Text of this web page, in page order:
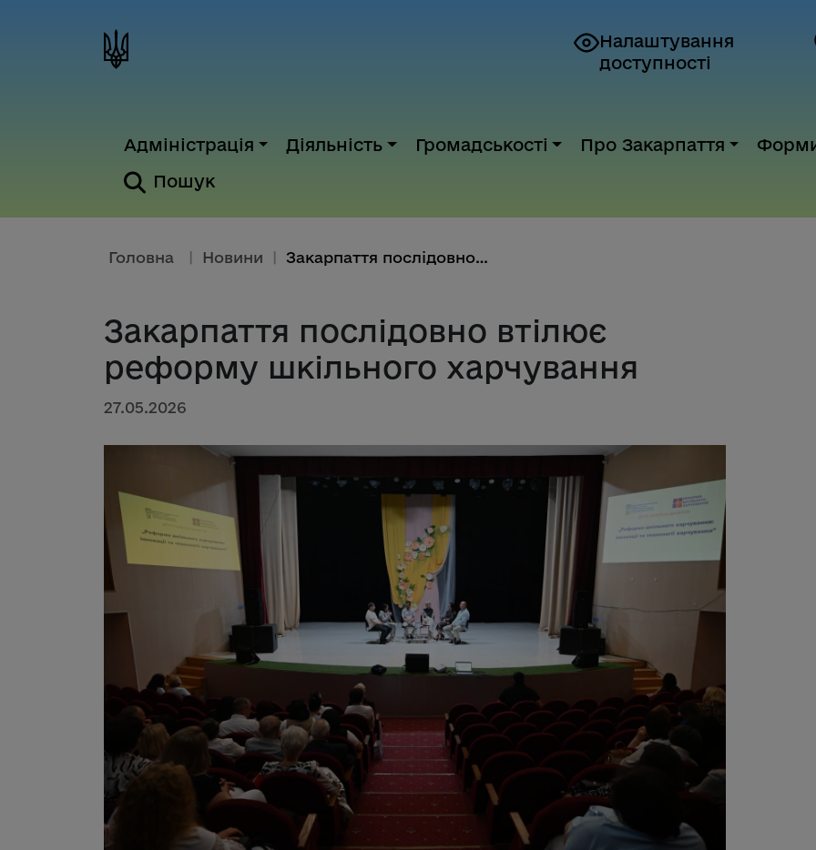
Налаштування
доступності
Адміністрація Діяльність Громадськості Про Закарпаття
Пошук
Головна Новини Закарпаття послідовно втілює р...
Закарпаття послідовно втілює
реформу шкільного харчування
27.05.2026